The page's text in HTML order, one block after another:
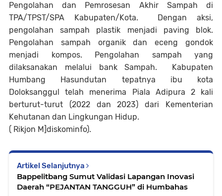
Pengolahan dan Pemrosesan Akhir Sampah di
TPA/TPST/SPA Kabupaten/Kota. Dengan aksi,
pengolahan sampah plastik menjadi paving blok.
Pengolahan sampah organik dan eceng gondok
menjadi kompos. Pengolahan sampah yang
dilaksanakan melalui bank Sampah. Kabupaten
Humbang Hasundutan tepatnya ibu kota
Doloksanggul telah menerima Piala Adipura 2 kali
berturut-turut (2022 dan 2023) dari Kementerian
Kehutanan dan Lingkungan Hidup.
( Rikjon M]diskominfo).
Artikel Selanjutnya
Bappelitbang Sumut Validasi Lapangan Inovasi
Daerah “PEJANTAN TANGGUH” di Humbahas